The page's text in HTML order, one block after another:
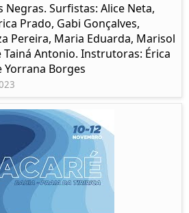
Surfistas: Alice Neta,
Prado, Gabi Gonçalves,
Pereira, Maria Eduarda, Marisol
Tainá Antonio. Instrutoras: Érica
Yorrana Borges